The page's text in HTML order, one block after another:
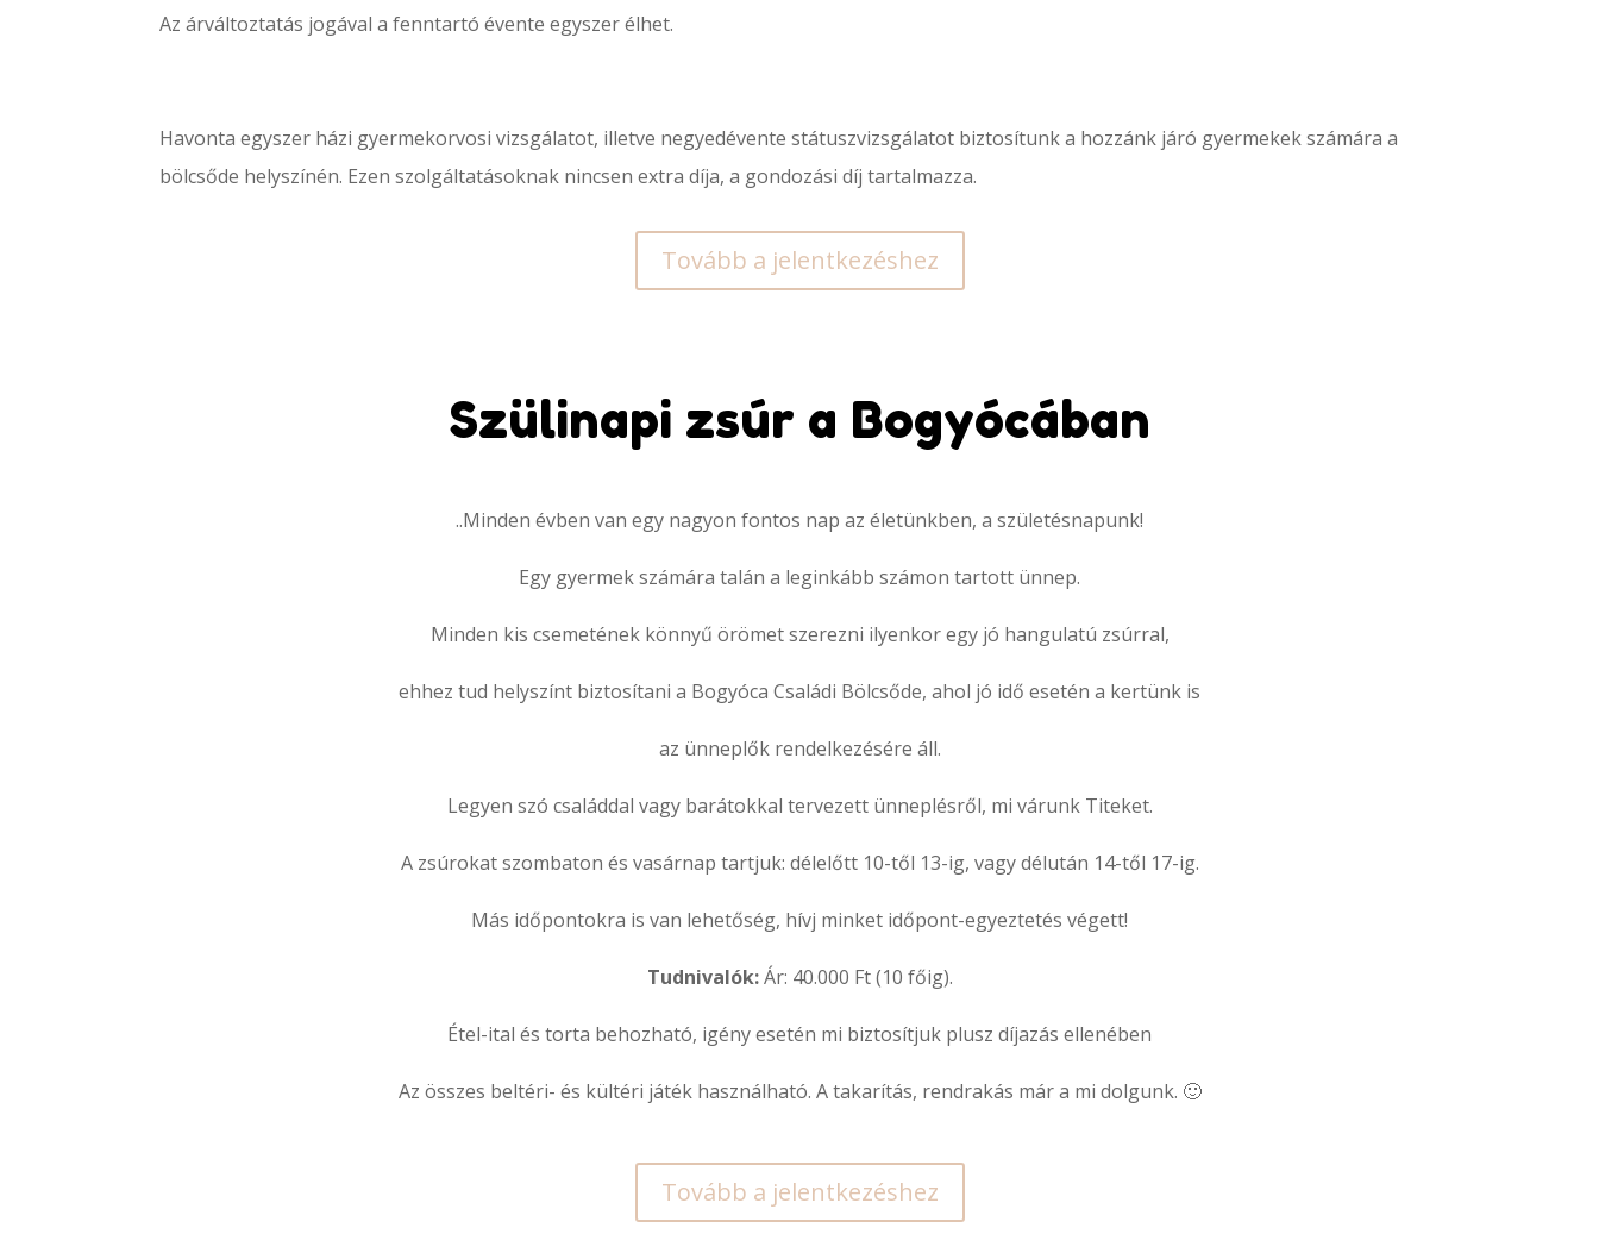
Az árváltoztatás jogával a fenntartó évente egyszer élhet.
Havonta egyszer házi gyermekorvosi vizsgálatot, illetve negyedévente státuszvizsgálatot biztosítunk a hozzánk járó gyermekek számára a
bölcsőde helyszínén. Ezen szolgáltatásoknak nincsen extra díja, a gondozási díj tartalmazza.
Tovább a jelentkezéshez
Szülinapi zsúr a Bogyócában
..Minden évben van egy nagyon fontos nap az életünkben, a születésnapunk!
Egy gyermek számára talán a leginkább számon tartott ünnep.
Minden kis csemetének könnyű örömet szerezni ilyenkor egy jó hangulatú zsúrral,
ehhez tud helyszínt biztosítani a Bogyóca Családi Bölcsőde, ahol jó idő esetén a kertünk is
az ünneplők rendelkezésére áll.
Legyen szó családdal vagy barátokkal tervezett ünneplésről, mi várunk Titeket.
A zsúrokat szombaton és vasárnap tartjuk: délelőtt 10-től 13-ig, vagy délután 14-től 17-ig.
Más időpontokra is van lehetőség, hívj minket időpont-egyeztetés végett!
Tudnivalók:Ár: 40.000 Ft (10 főig).
Étel-ital és torta behozható, igény esetén mi biztosítjuk plusz díjazás ellenében
Az összes beltéri- és kültéri játék használható. A takarítás, rendrakás már a mi dolgunk. 🙂
Tovább a jelentkezéshez